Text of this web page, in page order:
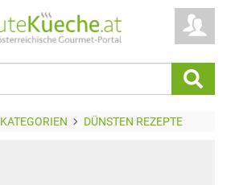
KATEGORIEN DÜNSTEN REZEPTE